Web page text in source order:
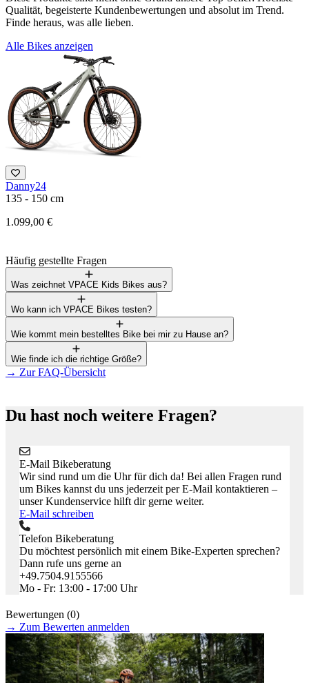
Qualität, begeisterte Kundenbewertungen und absolut im Trend.
Finde heraus, was alle lieben.
Alle Bikes anzeigen
Danny24
135 - 150 cm
1.099,00 €
Häufig gestellte Fragen
Was zeichnet VPACE Kids Bikes aus?
Wo kann ich VPACE Bikes testen?
Wie kommt mein bestelltes Bike bei mir zu Hause an?
Wie finde ich die richtige Größe?
→ Zur FAQ-Übersicht
Du hast noch weitere Fragen?
E-Mail Bikeberatung
Wir sind rund um die Uhr für dich da! Bei allen Fragen rund
um Bikes kannst du uns jederzeit per E-Mail kontaktieren –
unser Kundenservice hilft dir gerne weiter.
E-Mail schreiben
Telefon Bikeberatung
Du möchtest persönlich mit einem Bike-Experten sprechen?
Dann rufe uns gerne an
+49.7504.9155566
Mo - Fr: 13:00 - 17:00 Uhr
Bewertungen (0)
→ Zum Bewerten anmelden